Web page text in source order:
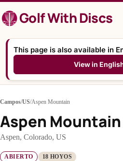
al
contenidoGolf With Discs
This page is also available in
View in
Campos/US/Aspen Mountain
Aspen Mountain
Aspen, Colorado, US
ABIERTO 18 HOYOS